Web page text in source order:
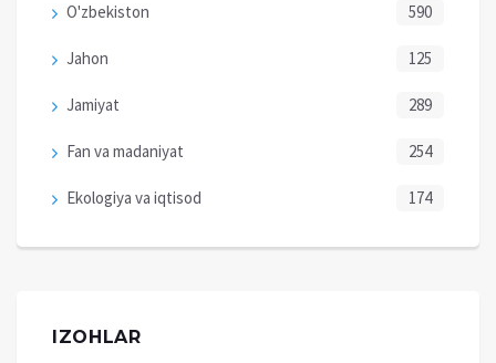
O'zbekiston 590
Jahon 125
Jamiyat 289
Fan va madaniyat 254
Ekologiya va iqtisod 174
IZOHLAR